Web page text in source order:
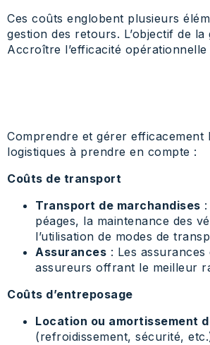
Ces coûts englobent plusieurs
gestion des retours. L’objectif de
Accroître l’efficacité
Comprendre et gérer
logistiques à prendre en compte :
Coûts de transport
Transport de marchandises
péages, la maintenance des
l’utilisation de modes de
Assurances : Les
assureurs offrant le meilleur
Coûts d’entreposage
Location ou amortissement
(refroidissement, sécurité,